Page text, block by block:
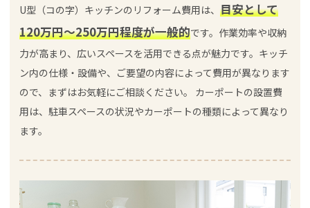
U型（コの字）キッチンのリフォーム費用は、 目安として
120万円～250万円程度が一般的です。作業効率や収納
力が高まり、広いスペースを活用できる点が魅力です。キッチ
ン内の仕様・設備や、ご要望の内容によって費用が異なります
ので、まずはお気軽にご相談ください。 カーポートの設置費
用は、駐車スペースの状況やカーポートの種類によって異なり
ます。